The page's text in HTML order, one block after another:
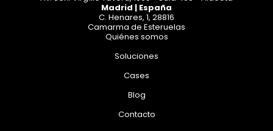
Madrid | España
C. Henares, 1, 28816
Camarma de Esteruelas
Quiénes somos
Soluciones
Cases
Blog
Contacto